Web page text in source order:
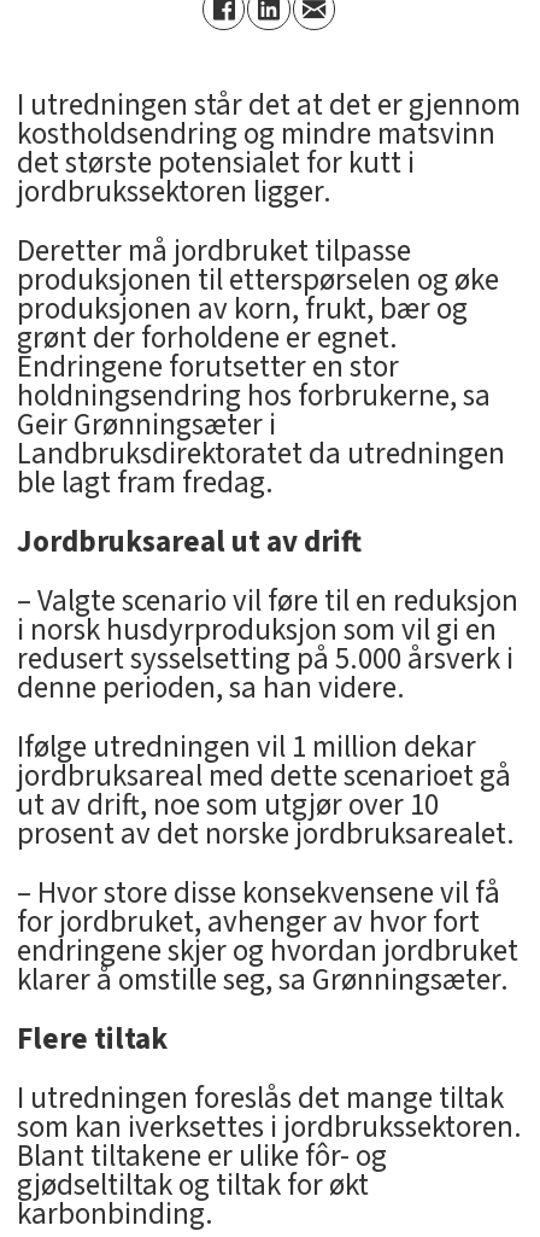
I utredningen står det at det er gjennom
kostholdsendring og mindre matsvinn
det største potensialet for kutt i
jordbrukssektoren ligger.
Deretter må jordbruket tilpasse
produksjonen til etterspørselen og øke
produksjonen av korn, frukt, bær og
grønt der forholdene er egnet.
Endringene forutsetter en stor
holdningsendring hos forbrukerne, sa
Geir Grønningsæter i
Landbruksdirektoratet da utredningen
ble lagt fram fredag.
Jordbruksareal ut av drift
– Valgte scenario vil føre til en reduksjon
i norsk husdyrproduksjon som vil gi en
redusert sysselsetting på 5.000 årsverk i
denne perioden, sa han videre.
Ifølge utredningen vil 1 million dekar
jordbruksareal med dette scenarioet gå
ut av drift, noe som utgjør over 10
prosent av det norske jordbruksarealet.
– Hvor store disse konsekvensene vil få
for jordbruket, avhenger av hvor fort
endringene skjer og hvordan jordbruket
klarer å omstille seg, sa Grønningsæter.
Flere tiltak
I utredningen foreslås det mange tiltak
som kan iverksettes i jordbrukssektoren.
Blant tiltakene er ulike fôr- og
gjødseltiltak og tiltak for økt
karbonbinding.